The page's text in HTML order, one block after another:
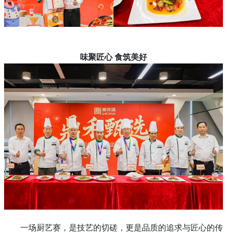
味聚匠心 食筑美好
一场厨艺赛，是技艺的切磋，更是品质的追求与匠心的传